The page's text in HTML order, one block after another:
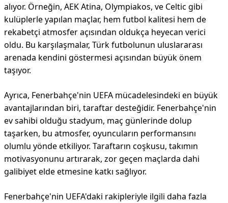
alıyor. Örneğin, AEK Atina, Olympiakos, ve Celtic gibi
kulüplerle yapılan maçlar, hem futbol kalitesi hem de
rekabetçi atmosfer açısından oldukça heyecan verici
oldu. Bu karşılaşmalar, Türk futbolunun uluslararası
arenada kendini göstermesi açısından büyük önem
taşıyor.
Ayrıca, Fenerbahçe'nin UEFA mücadelesindeki en büyük
avantajlarından biri, taraftar desteğidir. Fenerbahçe'nin
ev sahibi olduğu stadyum, maç günlerinde dolup
taşarken, bu atmosfer, oyuncuların performansını
olumlu yönde etkiliyor. Taraftarın coşkusu, takımın
motivasyonunu artırarak, zor geçen maçlarda dahi
galibiyet elde etmesine katkı sağlıyor.
Fenerbahçe'nin UEFA'daki rakipleriyle ilgili daha fazla